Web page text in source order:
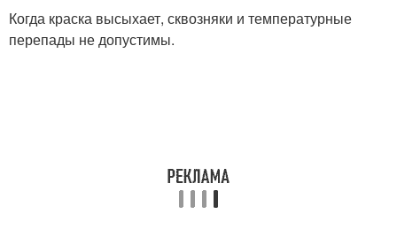
Когда краска высыхает, сквозняки и температурные
перепады не допустимы.